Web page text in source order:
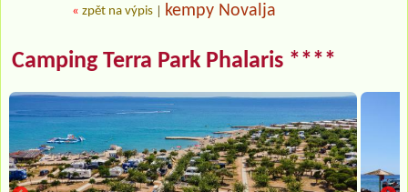
« zpět na výpis kempy Novalja
Camping Terra Park Phalaris ****